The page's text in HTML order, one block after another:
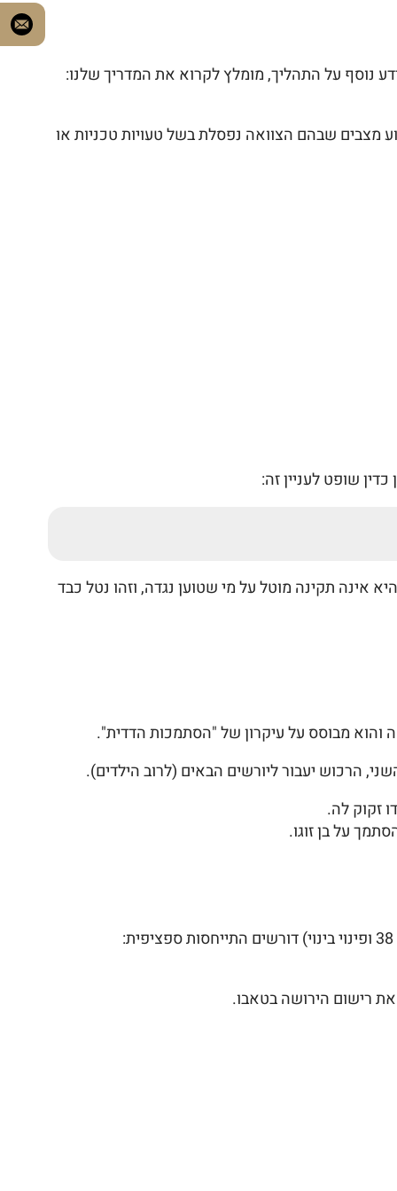
נוסף על התהליך, מומלץ לקרוא את המדריך שלנו:
שבהם הצוואה נפסלת בשל טעויות טכניות או
אינה תקינה מוטל על מי שטוען נגדה, וזהו נטל כבד
הרכוש יעבור ליורשים הבאים (לרוב הילדים).
זקוק לה.
על בן זוגו.
את רישום הירושה בטאבו.